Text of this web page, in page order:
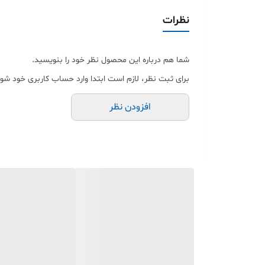
نظرات
شما هم درباره این محصول نظر خود را بنویسید.
برای ثبت نظر، لازم است ابتدا وارد حساب کاربری خود
افزودن نظر